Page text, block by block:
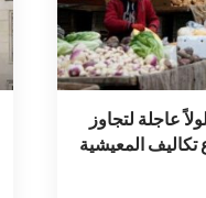
عاجلة لتجاوز
تكاليف المعيشية